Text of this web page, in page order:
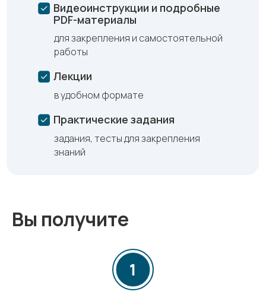
Лекции
Практические задания
Видеоинструкции и подробные
PDF-материалы
для закрепления и самостоятельной
работы
в удобном формате
задания, тесты для закрепления
знаний
Вы получите